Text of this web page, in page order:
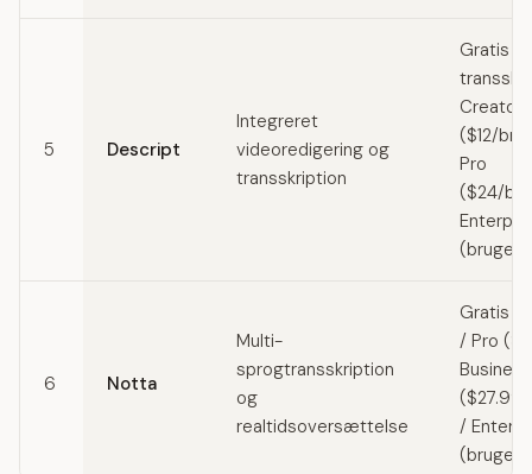
5 Descript
Integreret
videoredigering og
transskription
Gratis
Creator
($12/
Pro
($24/
6 Notta
Multi-
sprogtransskription
og
realtidsoversættelse
Gratis
/ Pro
Business
/